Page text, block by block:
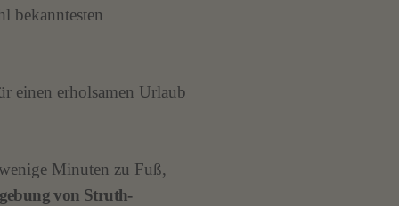
bekanntesten
einen erholsamen Urlaub
Minuten zu Fuß,
von Struth-